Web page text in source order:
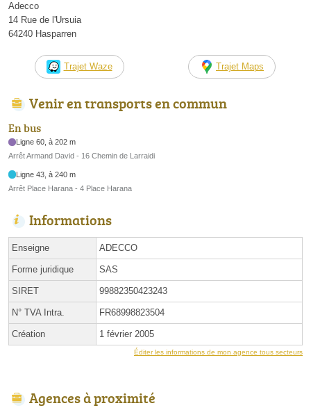
Adecco
14 Rue de l'Ursuia
64240 Hasparren
Trajet Waze Trajet Maps
Venir en transports en commun
En bus
Ligne 60, à 202 m
Arrêt Armand David - 16 Chemin de Larraidi
Ligne 43, à 240 m
Arrêt Place Harana - 4 Place Harana
Informations
Enseigne ADECCO
Forme juridique SAS
SIRET 99882350423243
N° TVA Intra. FR68998823504
Création 1 février 2005
Éditer les informations de mon agence tous secteurs
Agences à proximité